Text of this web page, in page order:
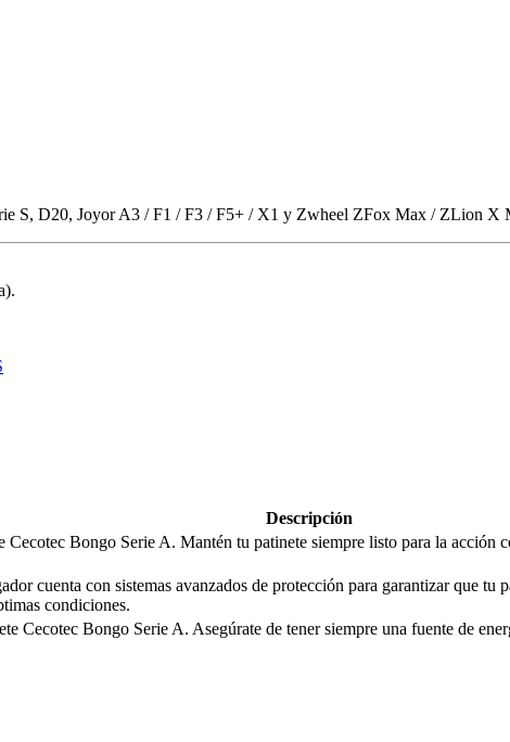
S, D20, Joyor A3 / F1 / F3 / F5+ / X1 y Zwheel ZFox Max / ZLion
Descripción
Cecotec Bongo Serie A. Mantén tu patinete siempre listo para la acción
cuenta con sistemas avanzados de protección para garantizar que tu
condiciones.
Cecotec Bongo Serie A. Asegúrate de tener siempre una fuente de